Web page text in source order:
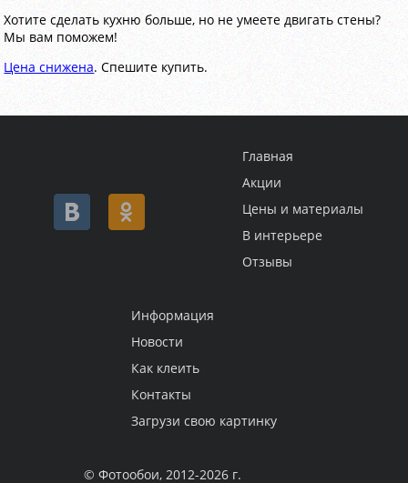
Хотите сделать кухню больше, но не умеете двигать стены?
Мы вам поможем!
Цена снижена. Спешите купить.
Главная
Акции
Цены и материалы
В интерьере
Отзывы
Информация
Новости
Как клеить
Контакты
Загрузи свою картинку
© Фотообои, 2012-2026 г.